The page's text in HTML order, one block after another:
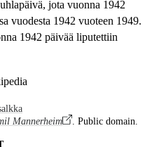
jota vuonna 1942
vuodesta 1942 vuoteen 1949.
1942 päivää liputettiin
Mannerheim
. Public domain.